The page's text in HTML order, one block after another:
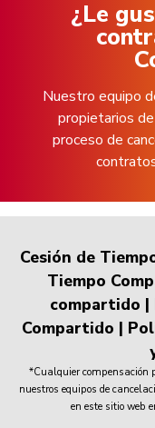
¿Le
Nuestro equipo
propietarios
proceso de
Cesión de
Tiempo
compartido |
Compartido |
*Cualquier compensación
nuestros equipos de
en este sitio web